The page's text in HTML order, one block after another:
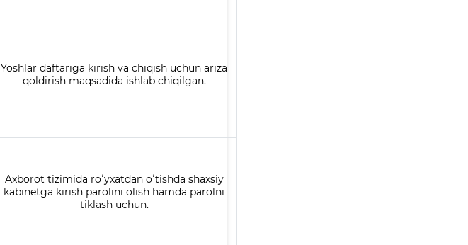
Yoshlar daftariga kirish va chiqish uchun ariza
qoldirish maqsadida ishlab chiqilgan.
Axborot tizimida roʻyxatdan oʻtishda shaxsiy
kabinetga kirish parolini olish hamda parolni
tiklash uchun.